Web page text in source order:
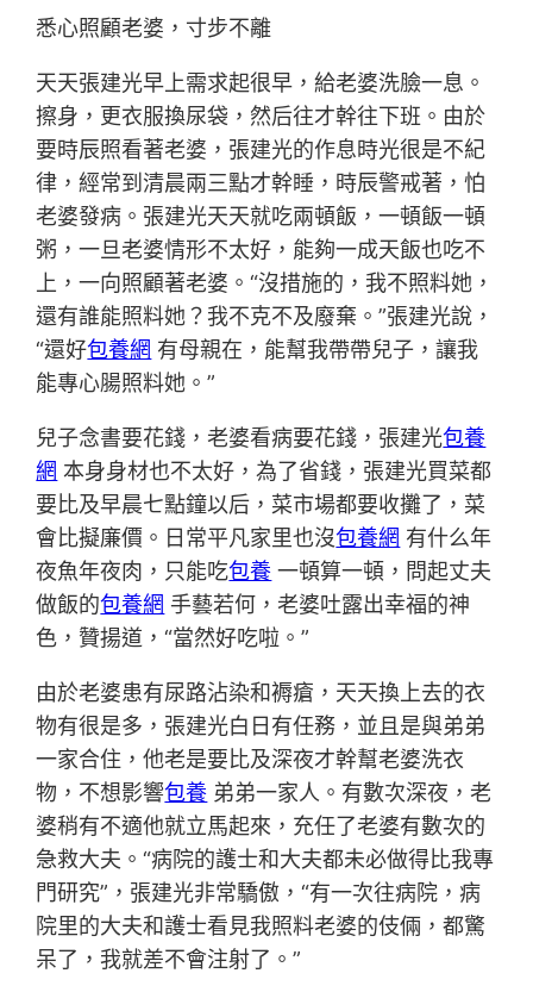
悉心照顧老婆，寸步不離
天天張建光早上需求起很早，給老婆洗臉一息。
擦身，更衣服換尿袋，然后往才幹往下班。由於
要時辰照看著老婆，張建光的作息時光很是不紀
律，經常到清晨兩三點才幹睡，時辰警戒著，怕
老婆發病。張建光天天就吃兩頓飯，一頓飯一頓
粥，一旦老婆情形不太好，能夠一成天飯也吃不
上，一向照顧著老婆。“沒措施的，我不照料她，
還有誰能照料她？我不克不及廢棄。”張建光說，
“還好包養網 有母親在，能幫我帶帶兒子，讓我
能專心腸照料她。”
兒子念書要花錢，老婆看病要花錢，張建光包養
網 本身身材也不太好，為了省錢，張建光買菜都
要比及早晨七點鐘以后，菜市場都要收攤了，菜
會比擬廉價。日常平凡家里也沒包養網 有什么年
夜魚年夜肉，只能吃包養 一頓算一頓，問起丈夫
做飯的包養網 手藝若何，老婆吐露出幸福的神
色，贊揚道，“當然好吃啦。”
由於老婆患有尿路沾染和褥瘡，天天換上去的衣
物有很是多，張建光白日有任務，並且是與弟弟
一家合住，他老是要比及深夜才幹幫老婆洗衣
物，不想影響包養 弟弟一家人。有數次深夜，老
婆稍有不適他就立馬起來，充任了老婆有數次的
急救大夫。“病院的護士和大夫都未必做得比我專
門研究”，張建光非常驕傲，“有一次往病院，病
院里的大夫和護士看見我照料老婆的伎倆，都驚
呆了，我就差不會注射了。”